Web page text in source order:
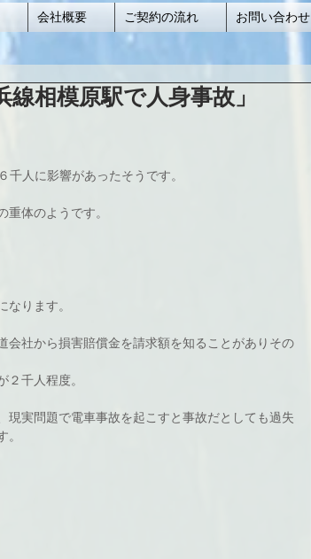
会社概要 ご契約の流れ お問い合わせ
相模原駅で人身事故」
人に影響があったそうです。
体のようです。
ります。
社から損害賠償金を請求額を知ることがありその
千人程度。
実問題で電車事故を起こすと事故だとしても過失